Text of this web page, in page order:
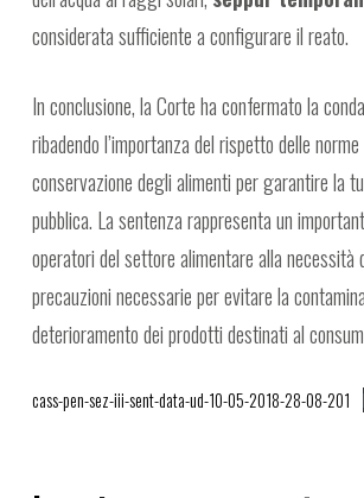
considerata sufficiente a configurare il reato.
In conclusione, la Corte ha confermato la
ribadendo l’importanza del rispetto delle
conservazione degli alimenti per garantire la
pubblica. La sentenza rappresenta un
operatori del settore alimentare alla
precauzioni necessarie per evitare la
deterioramento dei prodotti destinati al
cass-pen-sez-iii-sent-data-ud-10-05-2018-28-08-201